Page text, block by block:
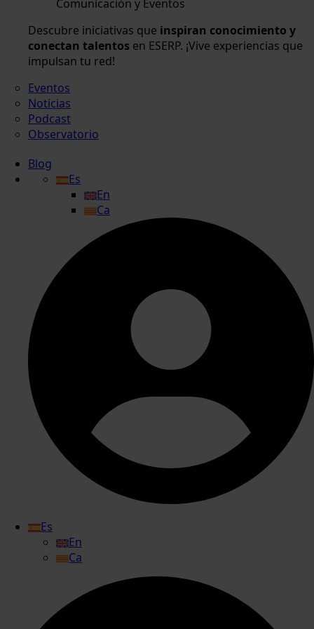
Comunicación y Eventos
Descubre iniciativas que inspiran conocimiento y
conectan talentos en ESERP. ¡Vive experiencias que
impulsan tu red!
Eventos
Noticias
Podcast
Observatorio
Blog
Es
En
Ca
Es
En
Ca